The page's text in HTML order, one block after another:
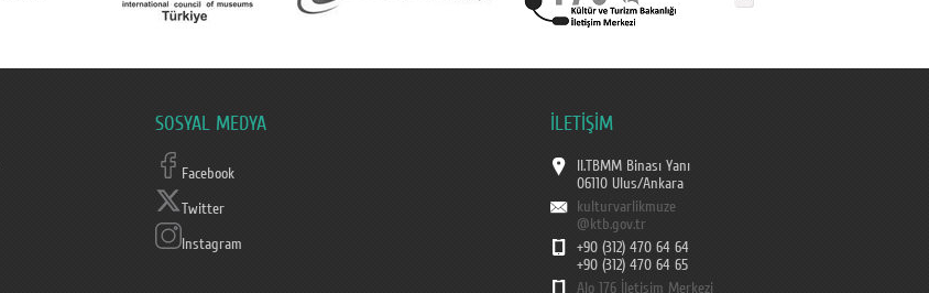
SOSYAL MEDYA
Facebook
Twitter
Instagram
İLETİŞİM
II.TBMM Binası Yanı
06110 Ulus/Ankara
kulturvarlikmuze
@ktb.gov.tr
+90 (312) 470 64 64
+90 (312) 470 64 65
Alo 176 İletişim Merkezi